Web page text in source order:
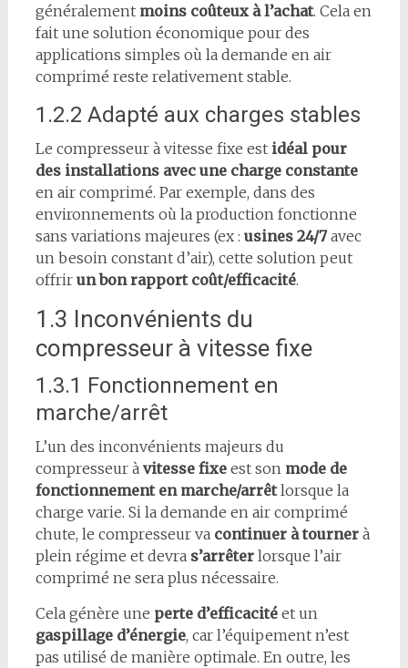
généralement moins coûteux à l’achat. Cela en
fait une solution économique pour des
applications simples où la demande en air
comprimé reste relativement stable.
1.2.2 Adapté aux charges stables
Le compresseur à vitesse fixe est idéal pour
des installations avec une charge constante
en air comprimé. Par exemple, dans des
environnements où la production fonctionne
sans variations majeures (ex : usines 24/7avec
un besoin constant d’air), cette solution peut
offrir un bon rapport coût/efficacité.
1.3 Inconvénients du
compresseur à vitesse fixe
1.3.1 Fonctionnement en
marche/arrêt
L’un des inconvénients majeurs du
compresseur à vitesse fixeest son mode de
fonctionnement en marche/arrêtlorsque la
charge varie. Si la demande en air comprimé
chute, le compresseur va continuer à tournerà
plein régime et devra s’arrêterlorsque l’air
comprimé ne sera plus nécessaire.
Cela génère une perte d’efficacitéet un
gaspillage d’énergie, car l’équipement n’est
pas utilisé de manière optimale. En outre, les